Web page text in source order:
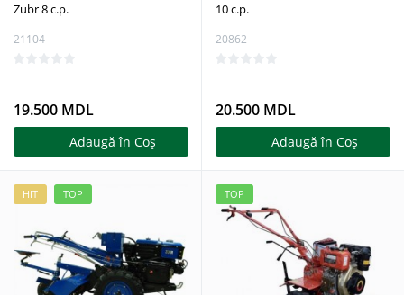
Zubr 8 c.p.
21104
19.500 MDL
Adaugă în Coş
10 c.p.
20862
20.500 MDL
Adaugă în Coş
HIT TOP TOP